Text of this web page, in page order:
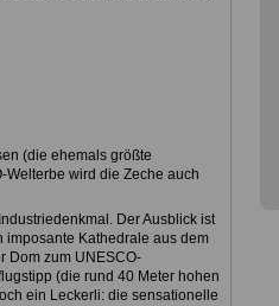
(die ehemals größte
Welterbe wird die Zeche auch
Der Ausblick ist
Kathedrale aus dem
Dom zum UNESCO-
(die rund 40 Meter hohen
ein Leckerli: die sensationelle